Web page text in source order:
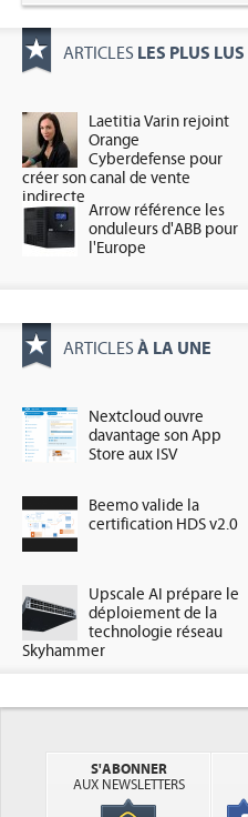
ARTICLES LES PLUS LUS
Laetitia Varin rejoint
Orange
Cyberdefense pour
créer son canal de vente
indirecte
Arrow référence les
onduleurs d'ABB pour
l'Europe
ARTICLES À LA UNE
Nextcloud ouvre
davantage son App
Store aux ISV
Beemo valide la
certification HDS v2.0
Upscale AI prépare le
déploiement de la
technologie réseau
Skyhammer
S'ABONNER
AUX NEWSLETTERS